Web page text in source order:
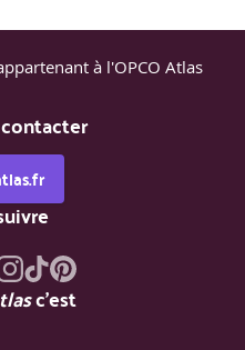
à l'OPCO Atlas
c'est